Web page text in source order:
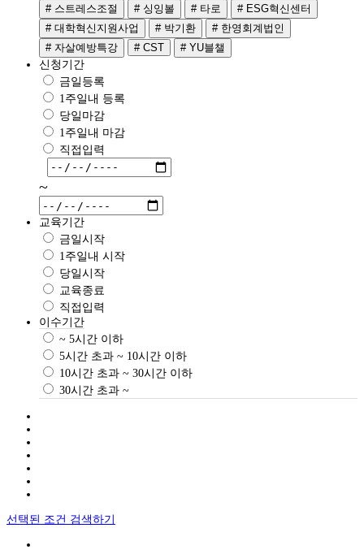
# 스트레스조절
# 싱잉볼 # 타로
# ESG혁신센터
# 대학혁신지원사업
# 박기환
# 한영회계법인
# 자살예방특강
# CST
# YU블챌
신청기간
금일등록
1주일내 등록
당일마감
1주일내 마감
직접입력
~
교육기간
금일시작
1주일내 시작
당일시작
교육종료
직접입력
이수기간
~ 5시간 이하
5시간 초과 ~ 10시간 이하
10시간 초과 ~ 30시간 이하
30시간 초과 ~
선택된 조건 검색하기